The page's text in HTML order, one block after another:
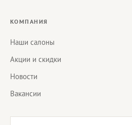
КОМПАНИЯ
Наши салоны
Акции и скидки
Новости
Вакансии